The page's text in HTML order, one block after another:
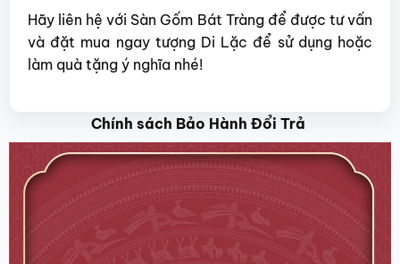
Hãy liên hệ với Sàn Gốm Bát Tràng để được tư vấn
và đặt mua ngay tượng Di Lặc để sử dụng hoặc
làm quà tặng ý nghĩa nhé!
Chính sách Bảo Hành Đổi Trả